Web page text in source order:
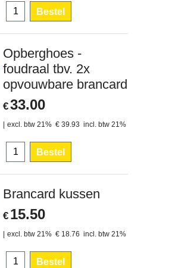
Bestel
Opberghoes -
foudraal tbv. 2x
opvouwbare brancard
€33.00
excl. btw 21% € 39.93 incl. btw 21%
Bestel
Brancard kussen
€ 15.50
excl. btw 21% € 18.76 incl. btw 21%
Bestel